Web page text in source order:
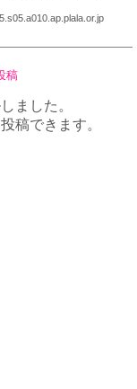
稿
ました。
稿できます。